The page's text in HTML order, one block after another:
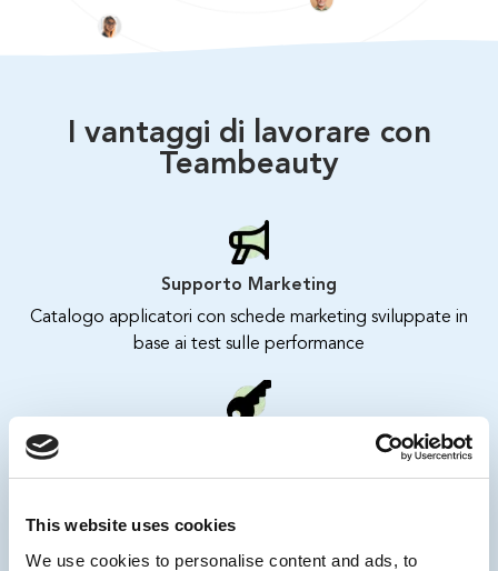
This website uses cookies
We use cookies to personalise content and ads, to
I vantaggi di lavorare con
Teambeauty
Supporto Marketing
Catalogo applicatori con schede marketing sviluppate in
base ai test sulle performance
Collaudo con la tua soluzione e creazione prototipo ready-